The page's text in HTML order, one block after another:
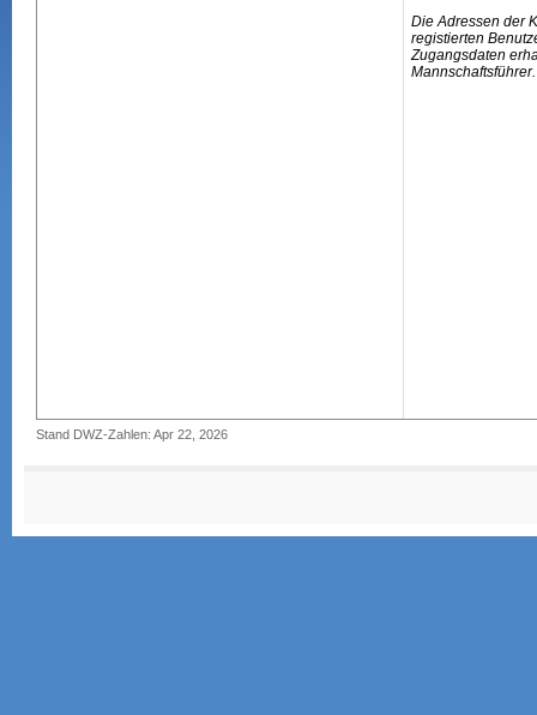
Die Adressen der
registierten
Zugangsdaten
Mannschaftsführer.
Stand DWZ-Zahlen: Apr 22, 2026